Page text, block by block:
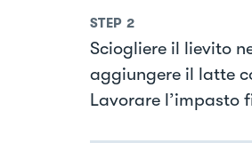
STEP 2
Sciogliere il lievito
aggiungere il latte
Lavorare l’impasto